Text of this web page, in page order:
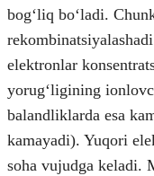
bogʻliq boʻladi.
elektronlar
yorugʻligining
balandliklarda esa
kamayadi). Yuqori
soha vujudga keladi.